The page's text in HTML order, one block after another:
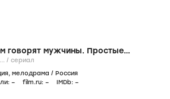
говорят мужчины. Простые
/ сериал
, мелодрама / Россия
– film.ru: – IMDb: –